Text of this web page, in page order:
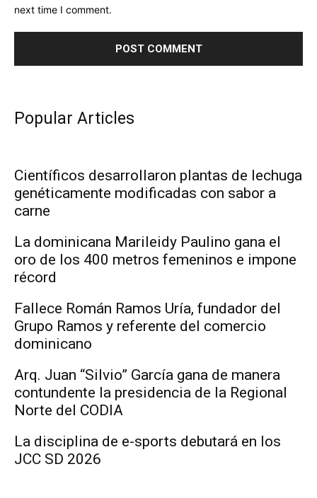
next time I comment.
Popular Articles
Científicos desarrollaron plantas de lechuga
genéticamente modificadas con sabor a
carne
La dominicana Marileidy Paulino gana el
oro de los 400 metros femeninos e impone
récord
Fallece Román Ramos Uría, fundador del
Grupo Ramos y referente del comercio
dominicano
Arq. Juan “Silvio” García gana de manera
contundente la presidencia de la Regional
Norte del CODIA
La disciplina de e-sports debutará en los
JCC SD 2026